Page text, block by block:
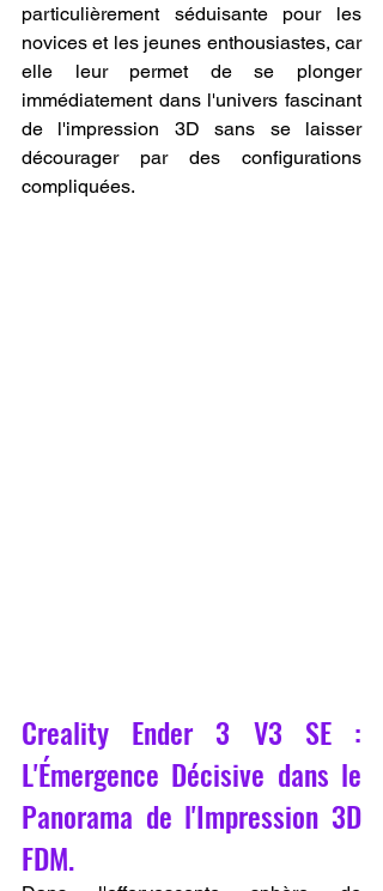
particulièrement séduisante pour les
novices et les jeunes enthousiastes, car
elle leur permet de se plonger
immédiatement dans l'univers fascinant
de l'impression 3D sans se laisser
décourager par des configurations
compliquées.
Creality Ender 3 V3 SE :
L'Émergence Décisive dans le
Panorama de l'Impression 3D
FDM.